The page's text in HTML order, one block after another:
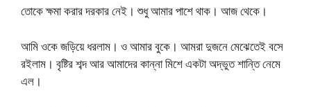
তোকে ক্ষমা করার দরকার নেই। শুধু আমার পাশে থাক। আজ থেকে।
আমি ওকে জড়িয়ে ধরলাম। ও আমার বুকে। আমরা দুজনে মেঝেতেই বসে
রইলাম। বৃষ্টির শব্দ আর আমাদের কান্না মিশে একটা অদ্ভুত শান্তি নেমে
এল।